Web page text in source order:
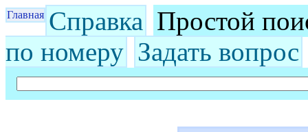
Главная Справка Простой
по номеру Задать вопрос